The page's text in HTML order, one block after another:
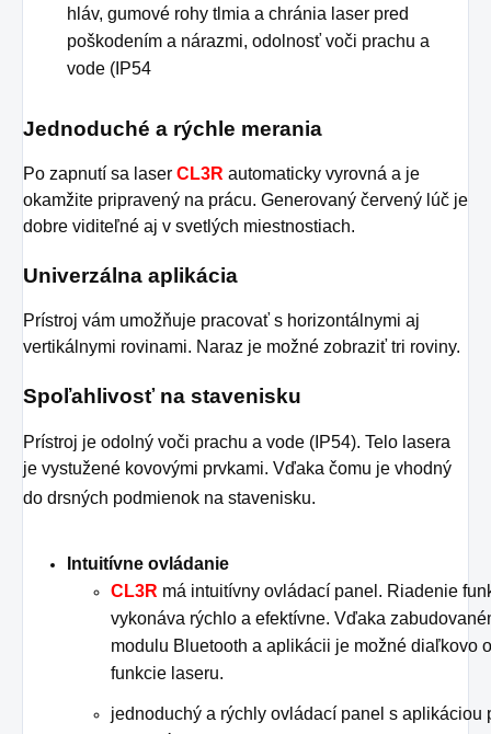
hláv, gumové rohy tlmia a chránia laser pred
poškodením a nárazmi, odolnosť voči prachu a
vode (IP54
Jednoduché a rýchle merania
Po zapnutí sa laser CL3R automaticky vyrovná a je
okamžite pripravený na prácu. Generovaný červený lúč je
dobre viditeľné aj v svetlých miestnostiach.
Univerzálna aplikácia
Prístroj vám umožňuje pracovať s horizontálnymi aj
vertikálnymi rovinami. Naraz je možné zobraziť tri roviny.
Spoľahlivosť na stavenisku
Prístroj je odolný voči prachu a vode (IP54). Telo lasera
je vystužené kovovými prvkami. Vďaka čomu je vhodný
do drsných podmienok na stavenisku.
Intuitívne ovládanie
CL3R má intuitívny ovládací panel. Riadenie
vykonáva rýchlo a efektívne. Vďaka
modulu Bluetooth a aplikácii je možné diaľkovo
funkcie laseru.
jednoduchý a rýchly ovládací panel s aplikáciou